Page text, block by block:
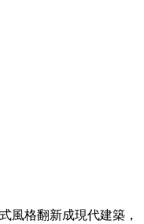
風格翻新成現代建築，